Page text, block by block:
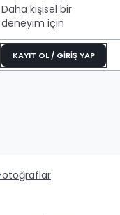
Daha kişisel bir
deneyim için
KAYIT OL / GİRİŞ YAP